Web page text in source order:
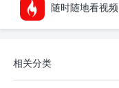
随时随地看视频
相关分类